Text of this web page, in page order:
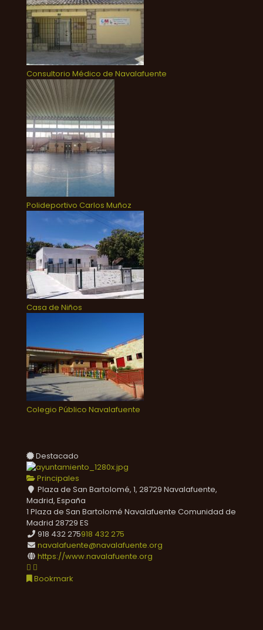
Consultorio Médico de Navalafuente
Polideportivo Carlos Muñoz
Casa de Niños
Colegio Público Navalafuente
Destacado
Principales
Plaza de San Bartolomé, 1, 28729 Navalafuente,
Madrid, España
1 Plaza de San Bartolomé Navalafuente Comunidad de
Madrid 28729 ES
918 432 275918 432 275
navalafuente@navalafuente.org
https://www.navalafuente.org
Bookmark